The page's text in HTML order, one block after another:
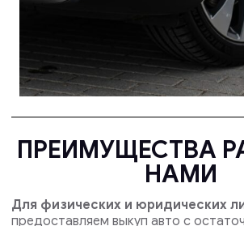
ПРЕИМУЩЕСТВА
НАМИ
Для физических и юридических
предоставляем выкуп авто с